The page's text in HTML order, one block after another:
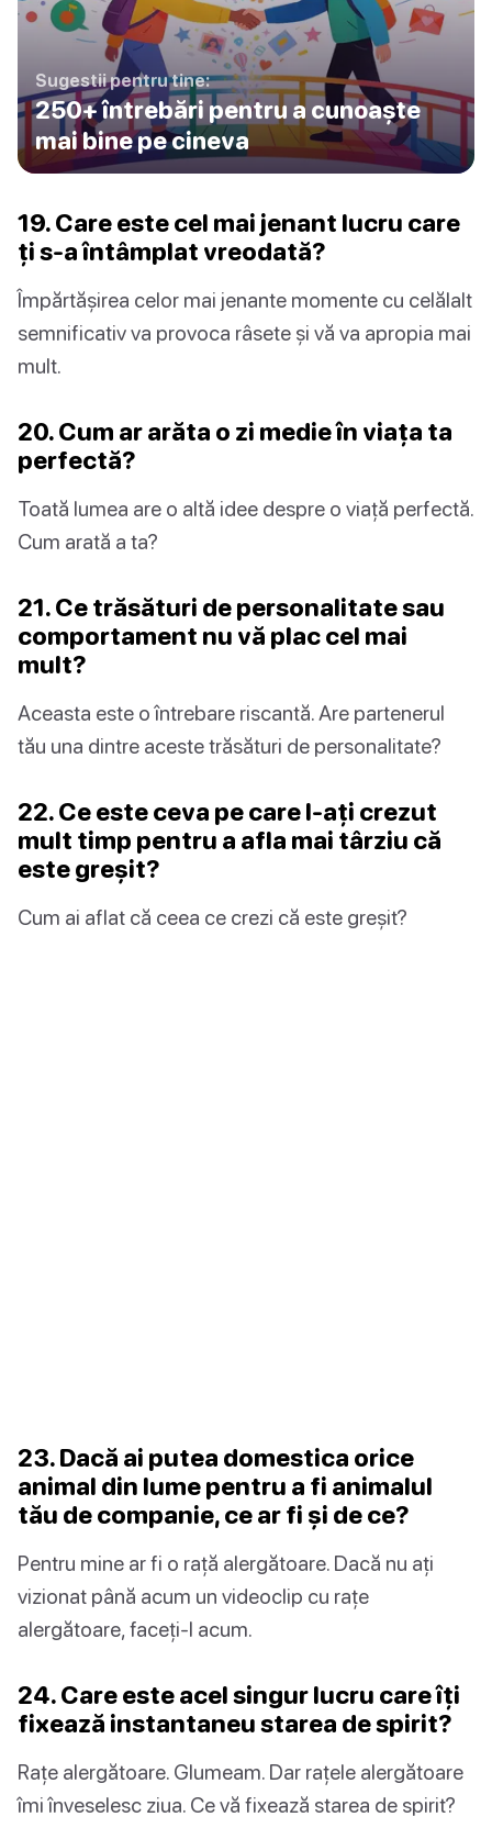
Sugestii pentru tine:
250+ întrebări pentru a cunoaște
mai bine pe cineva
19. Care este cel mai jenant lucru care
ți s-a întâmplat vreodată?
Împărtășirea celor mai jenante momente cu celălalt
semnificativ va provoca râsete și vă va apropia mai
mult.
20. Cum ar arăta o zi medie în viața ta
perfectă?
Toată lumea are o altă idee despre o viață perfectă.
Cum arată a ta?
21. Ce trăsături de personalitate sau
comportament nu vă plac cel mai
mult?
Aceasta este o întrebare riscantă. Are partenerul
tău una dintre aceste trăsături de personalitate?
22. Ce este ceva pe care l-ați crezut
mult timp pentru a afla mai târziu că
este greșit?
Cum ai aflat că ceea ce crezi că este greșit?
23. Dacă ai putea domestica orice
animal din lume pentru a fi animalul
tău de companie, ce ar fi și de ce?
Pentru mine ar fi o rață alergătoare. Dacă nu ați
vizionat până acum un videoclip cu rațe
alergătoare, faceți-l acum.
24. Care este acel singur lucru care îți
fixează instantaneu starea de spirit?
Rațe alergătoare. Glumeam. Dar rațele alergătoare
îmi înveselesc ziua. Ce vă fixează starea de spirit?